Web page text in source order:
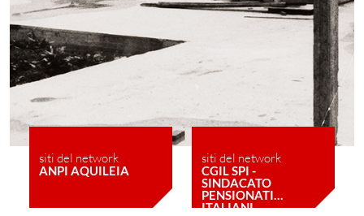
siti del network
ANPI AQUILEIA
siti del network
CGIL SPI -
SINDACATO
PENSIONATI
ITALIANI